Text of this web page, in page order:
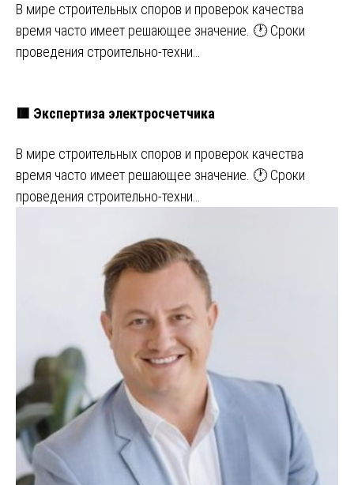
В мире строительных споров и проверок качества
время часто имеет решающее значение. 🕐 Сроки
проведения строительно-техни…
🟥 Экспертиза электросчетчика
В мире строительных споров и проверок качества
время часто имеет решающее значение. 🕐 Сроки
проведения строительно-техни…